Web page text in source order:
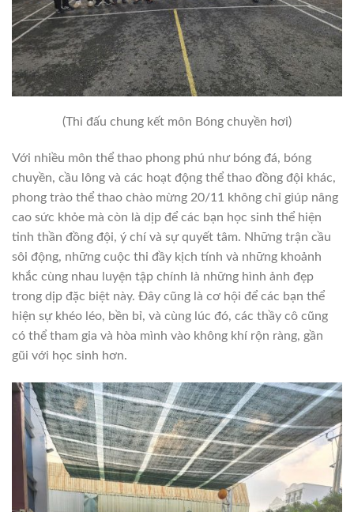
(Thi đấu chung kết môn Bóng chuyền hơi)
Với nhiều môn thể thao phong phú như bóng đá, bóng
chuyền, cầu lông và các hoạt động thể thao đồng đội khác,
phong trào thể thao chào mừng 20/11 không chỉ giúp nâng
cao sức khỏe mà còn là dịp để các bạn học sinh thể hiện
tinh thần đồng đội, ý chí và sự quyết tâm. Những trận cầu
sôi động, những cuộc thi đầy kịch tính và những khoảnh
khắc cùng nhau luyện tập chính là những hình ảnh đẹp
trong dịp đặc biệt này. Đây cũng là cơ hội để các bạn thể
hiện sự khéo léo, bền bỉ, và cùng lúc đó, các thầy cô cũng
có thể tham gia và hòa mình vào không khí rộn ràng, gần
gũi với học sinh hơn.